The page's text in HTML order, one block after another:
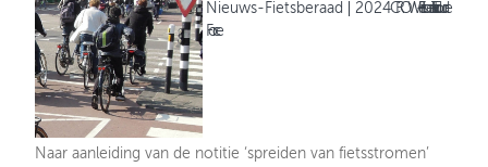
Nieuws-Fietsberaad 2024CROW-Fietsberaad i.h.k.v. Tour de
Force
Naar aanleiding van de notitie ‘spreiden van fietsstromen’